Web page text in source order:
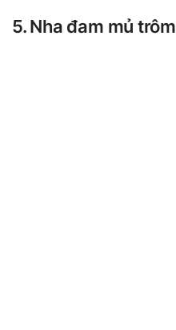
5. Nha đam mủ trôm